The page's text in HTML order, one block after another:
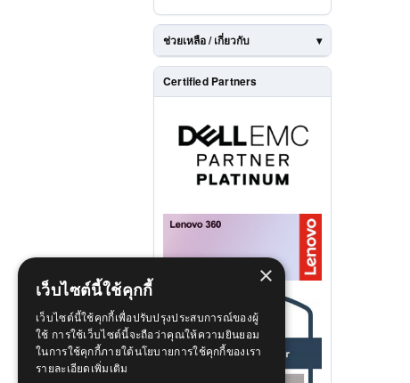
ช่วยเหลือ / เกี่ยวกับ
Certified Partners
×
เว็บไซต์นี้ใช้คุกกี้
เว็บไซต์นี้ใช้คุกกี้เพื่อปรับปรุงประสบการณ์ของผู้
ใช้ การใช้เว็บไซต์นี้จะถือว่าคุณให้ความยินยอม
ในการใช้คุกกี้ภายใต้นโยบายการใช้คุกกี้ของเรา
รายละเอียดเพิ่มเติม